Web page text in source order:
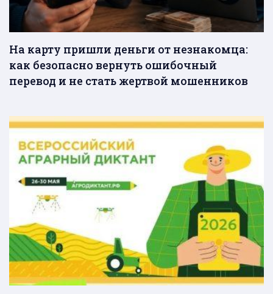
На карту пришли деньги от незнакомца:
как безопасно вернуть ошибочный
перевод и не стать жертвой мошенников